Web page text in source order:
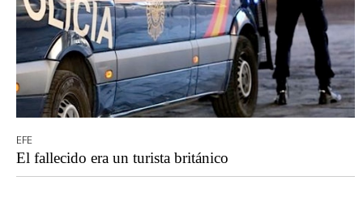
EFE
El fallecido era un turista británico